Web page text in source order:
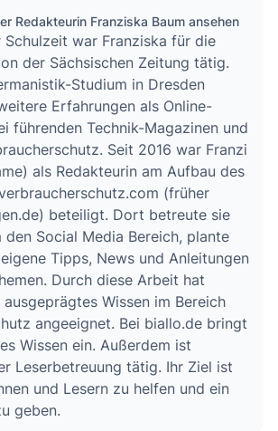
Redakteurin Franziska Baum ansehen
Schulzeit war Franziska für die
der Sächsischen Zeitung tätig.
Studium in Dresden
Erfahrungen als Online-
führenden Technik-Magazinen und
Seit 2016 war Franzi
als Redakteurin am Aufbau des
(früher
beteiligt. Dort betreute sie
den Social Media Bereich, plante
Tipps, News und Anleitungen
Durch diese Arbeit hat
Wissen im Bereich
angeeignet. Bei biallo.de bringt
Wissen ein. Außerdem ist
Leserbetreuung tätig. Ihr Ziel ist
und Lesern zu helfen und ein
geben.